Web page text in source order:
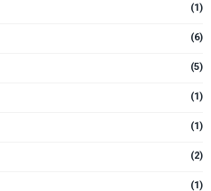
(1)
(6)
(5)
(1)
(1)
(2)
(1)